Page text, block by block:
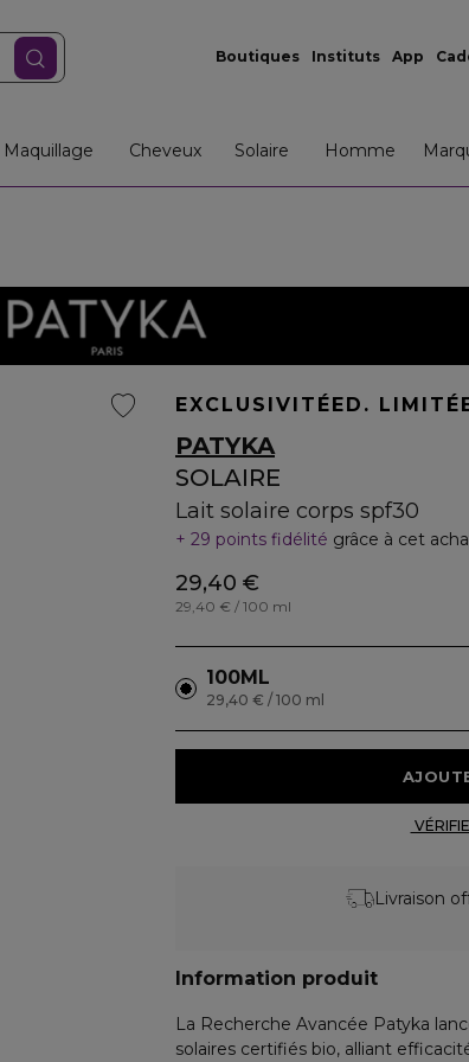
Boutiques Instituts App
Maquillage Cheveux Solaire Homme
EXCLUSIVITÉED.
PATYKA
SOLAIRE
Lait solaire corps spf30
29 points fidélité grâce à cet
29,40 €
29,40 € / 100 ml
100ML
29,40 € / 100 ml
Livraison
Information produit
La Recherche Avancée Patyka
solaires certifiés bio, alliant